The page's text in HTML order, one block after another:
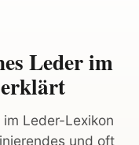
Leder im
Leder-Lexikon
und oft